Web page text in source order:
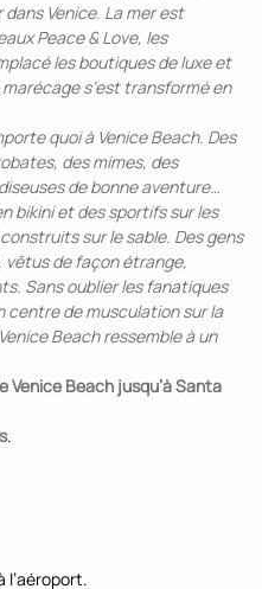
Venice. La mer est
Peace & Love, les
les boutiques de luxe et
s’est transformé en
quoi à Venice Beach. Des
des mimes, des
de bonne aventure…
bikini et des sportifs sur les
sur le sable. Des gens
de façon étrange,
Sans oublier les fanatiques
centre de musculation sur la
Beach ressemble à un
Venice Beach jusqu’à Santa
.
l’aéroport.